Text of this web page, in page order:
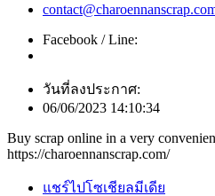
Facebook / Line:
วันที่ลงประกาศ:
06/06/2023 14:10:34
Buy scrap online in a very
https://charoennanscrap.com/
แชร์ไปโซเชียลมีเดีย